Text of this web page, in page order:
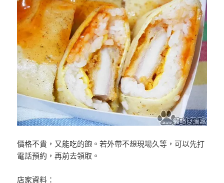
價格不貴，又能吃的飽。若外帶不想現場久等，可以先打
電話預約，再前去領取。
店家資料：